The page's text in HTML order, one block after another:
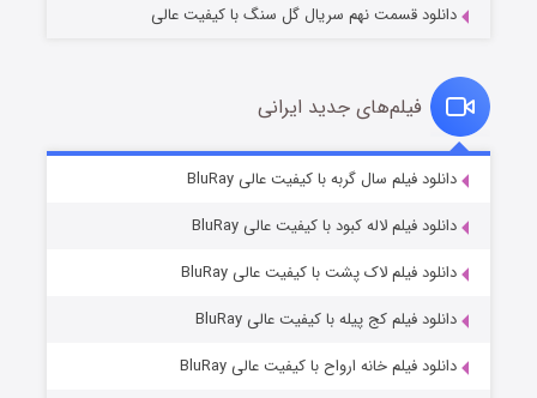
قسمت۶ (زیرنویس) منتشر شد
دانلود قسمت نهم سریال گل سنگ با کیفیت عالی
فیلم‌های جدید ایرانی
دانلود فیلم سال گربه با کیفیت عالی BluRay
دانلود فیلم لاله کبود با کیفیت عالی BluRay
دانلود فیلم لاک پشت با کیفیت عالی BluRay
دانلود فیلم کج‌ پیله با کیفیت عالی BluRay
دانلود فیلم خانه ارواح با کیفیت عالی BluRay